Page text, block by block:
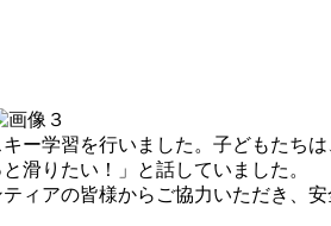
ー学習を行いました。子どもたち
滑りたい！」と話していました。
アの皆様からご協力いただき、